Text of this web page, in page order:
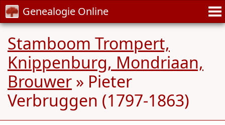
Genealogie Online
Stamboom Trompert,
Knippenburg, Mondriaan,
Brouwer » Pieter
Verbruggen (1797-1863)